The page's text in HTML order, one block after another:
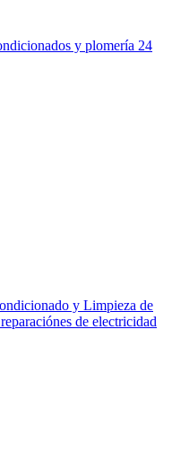
y plomería 24
y Limpieza de
de electricidad